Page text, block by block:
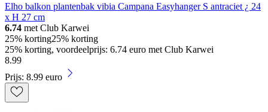
Elho balkon plantenbak vibia Campana Easyhanger S antraciet ¿ 24
x H 27 cm
6.74 met Club Karwei
25% korting25% korting
25% korting, voordeelprijs: 6.74 euro met Club Karwei
8.99
Prijs: 8.99 euro